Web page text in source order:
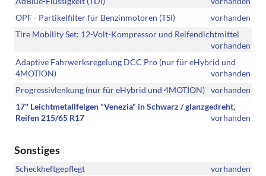
OPF - Partikelfilter für Benzinmotoren (TSI)
vorhanden
Tire Mobility Set: 12-Volt-Kompressor und Reifendichtmittel
vorhanden
Adaptive Fahrwerksregelung DCC Pro (nur für eHybrid und
4MOTION)
vorhanden
Progressivlenkung (nur für eHybrid und 4MOTION) vorhanden
17" Leichtmetallfelgen "Venezia" in Schwarz / glanzgedreht,
Reifen 215/65 R17
vorhanden
Sonstiges
Scheckheftgepflegt
vorhanden